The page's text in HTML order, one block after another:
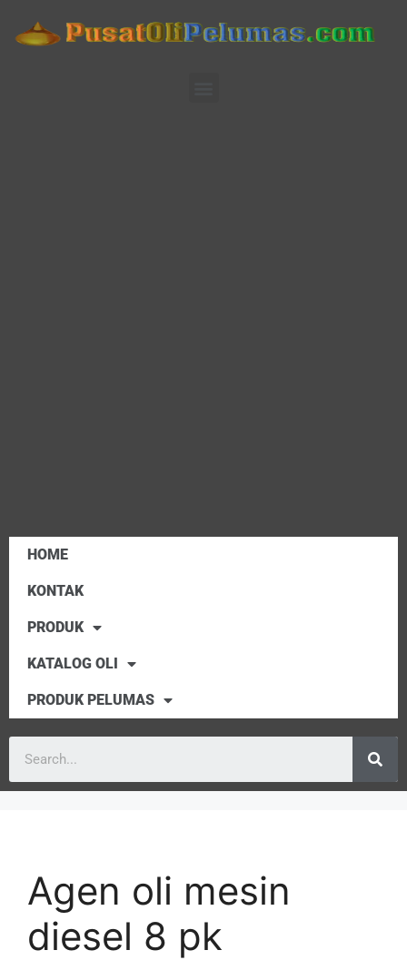
HOME
KONTAK
PRODUK
KATALOG OLI
PRODUK PELUMAS
Agen oli mesin
diesel 8 pk